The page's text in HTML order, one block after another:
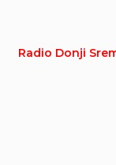
Radio Donji